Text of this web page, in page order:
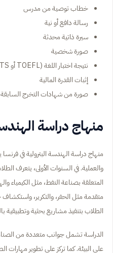
خطاب توصية من مدرس
رسالة دافع أو نية
سيرة ذاتية محدثة
صورة شخصية
نتيجة اختبار اللغة (TOEFL أو IELTS)
إثبات القدرة المالية
صورة من شهادات التخرج
منهاج دراسة
منهاج دراسة الهندسة البترولية في فرنسا
والعملية. في السنوات الأولى، يتعرف
المتعلقة بصناعة النفط، مثل الكيمياء
متقدمة مثل الحفر، والتكرير،
الطلاب بتنفيذ مشاريع بحثية وتطبيقية
الدراسة تشمل جوانب متعددة من
على البيئة. كما تركز على تطوير مهارات